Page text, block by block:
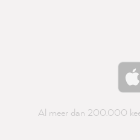
Al meer dan 200.000